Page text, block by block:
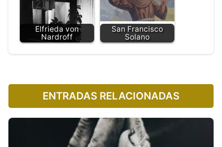
Elfrieda von
Nardroff
San Francisco
Solano
ENTRADAS RELACIONADAS